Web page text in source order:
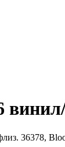
36378,